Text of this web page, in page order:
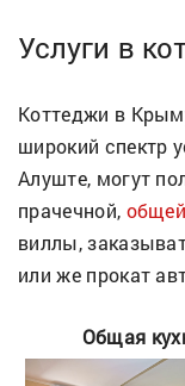
Услуги в
Коттеджи в
широкий спектр
Алуште, могут
прачечной,
виллы,
или же прокат
Общая